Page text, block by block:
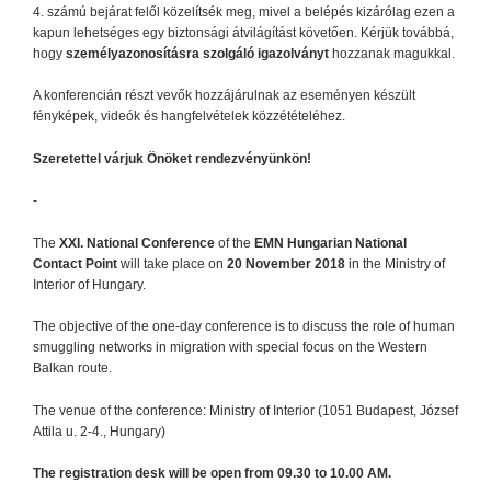
4. számú bejárat felől közelítsék meg, mivel a belépés kizárólag ezen a
kapun lehetséges egy biztonsági átvilágítást követően. Kérjük továbbá,
hogy személyazonosításra szolgáló igazolványt hozzanak magukkal.
A konferencián részt vevők hozzájárulnak az eseményen készült
fényképek, videók és hangfelvételek közzétételéhez.
Szeretettel várjuk Önöket rendezvényünkön!
-
The XXI. National Conference of the EMN Hungarian National
Contact Point will take place on 20 November 2018 in the Ministry of
Interior of Hungary.
The objective of the one-day conference is to discuss the role of human
smuggling networks in migration with special focus on the Western
Balkan route.
The venue of the conference: Ministry of Interior (1051 Budapest, József
Attila u. 2-4., Hungary)
The registration desk will be open from 09.30 to 10.00 AM.